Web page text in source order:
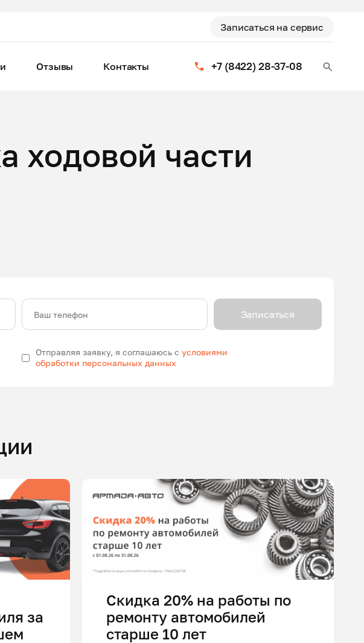
Записаться на сервис
+7 (8422) 28-37-08
Отзывы Контакты
ходовой части
Ваш телефон
Отправляя заявку, я соглашаюсь сусловиями
обработки персональных данных
Записаться
за
Скидка 20% на работы по
ремонту автомобилей
старше 10 лет